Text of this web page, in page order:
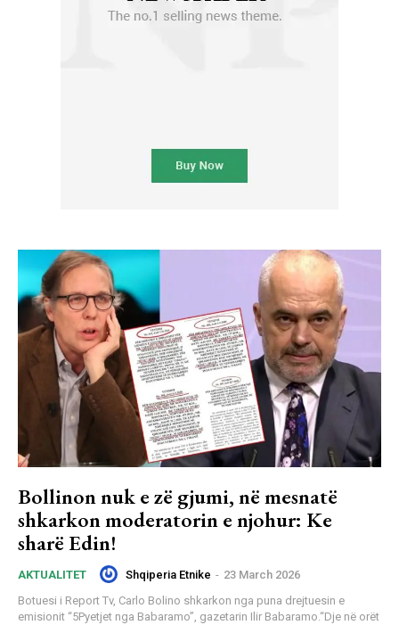
Bollinon nuk e zë gjumi, në mesnatë
shkarkon moderatorin e njohur: Ke
sharë Edin!
AKTUALITET Shqiperia Etnike - 23 March 2026
Botuesi i Report Tv, Carlo Bolino shkarkon nga puna drejtuesin e
emisionit “5Pyetjet nga Babaramo”, gazetarin Ilir Babaramo.“Dje në orët